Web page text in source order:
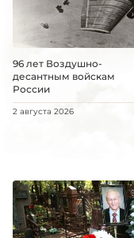
96 лет Воздушно-
десантным войскам
России
2 августа 2026